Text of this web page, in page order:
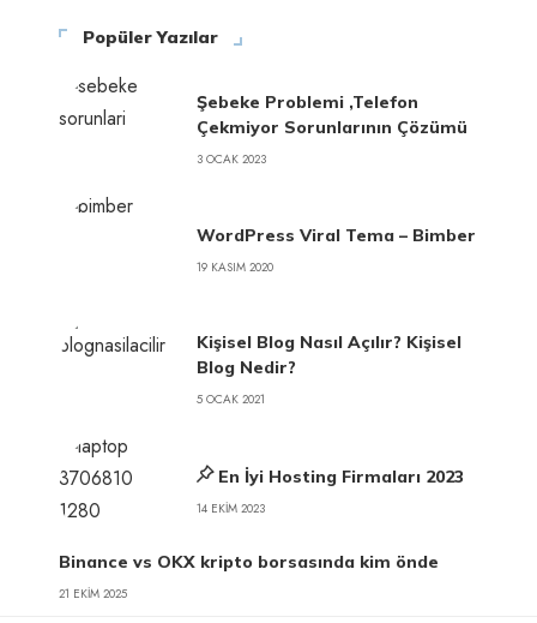
Popüler Yazılar
Şebeke Problemi ,Telefon
Çekmiyor Sorunlarının Çözümü
3 OCAK 2023
WordPress Viral Tema – Bimber
19 KASIM 2020
Kişisel Blog Nasıl Açılır? Kişisel
Blog Nedir?
5 OCAK 2021
En İyi Hosting Firmaları 2023
14 EKIM 2023
Binance vs OKX kripto borsasında kim önde
21 EKIM 2025